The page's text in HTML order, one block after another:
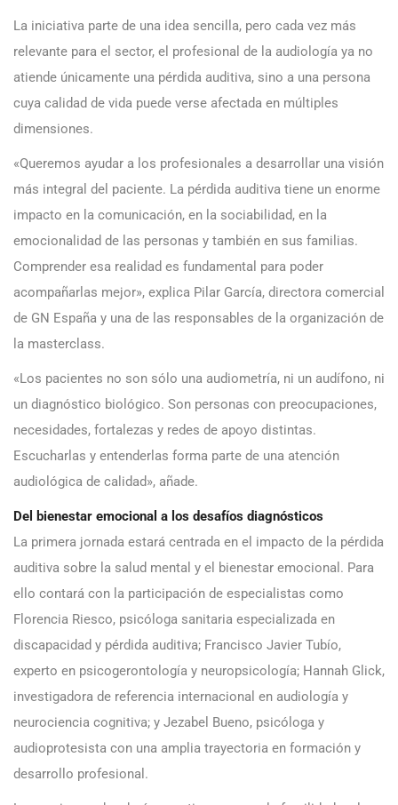
La iniciativa parte de una idea sencilla, pero cada vez más
relevante para el sector, el profesional de la audiología ya no
atiende únicamente una pérdida auditiva, sino a una persona
cuya calidad de vida puede verse afectada en múltiples
dimensiones.
«Queremos ayudar a los profesionales a desarrollar una visión
más integral del paciente. La pérdida auditiva tiene un enorme
impacto en la comunicación, en la sociabilidad, en la
emocionalidad de las personas y también en sus familias.
Comprender esa realidad es fundamental para poder
acompañarlas mejor», explica Pilar García, directora comercial
de GN España y una de las responsables de la organización de
la masterclass.
«Los pacientes no son sólo una audiometría, ni un audífono, ni
un diagnóstico biológico. Son personas con preocupaciones,
necesidades, fortalezas y redes de apoyo distintas.
Escucharlas y entenderlas forma parte de una atención
audiológica de calidad», añade.
Del bienestar emocional a los desafíos diagnósticos
La primera jornada estará centrada en el impacto de la pérdida
auditiva sobre la salud mental y el bienestar emocional. Para
ello contará con la participación de especialistas como
Florencia Riesco, psicóloga sanitaria especializada en
discapacidad y pérdida auditiva; Francisco Javier Tubío,
experto en psicogerontología y neuropsicología; Hannah Glick,
investigadora de referencia internacional en audiología y
neurociencia cognitiva; y Jezabel Bueno, psicóloga y
audioprotesista con una amplia trayectoria en formación y
desarrollo profesional.